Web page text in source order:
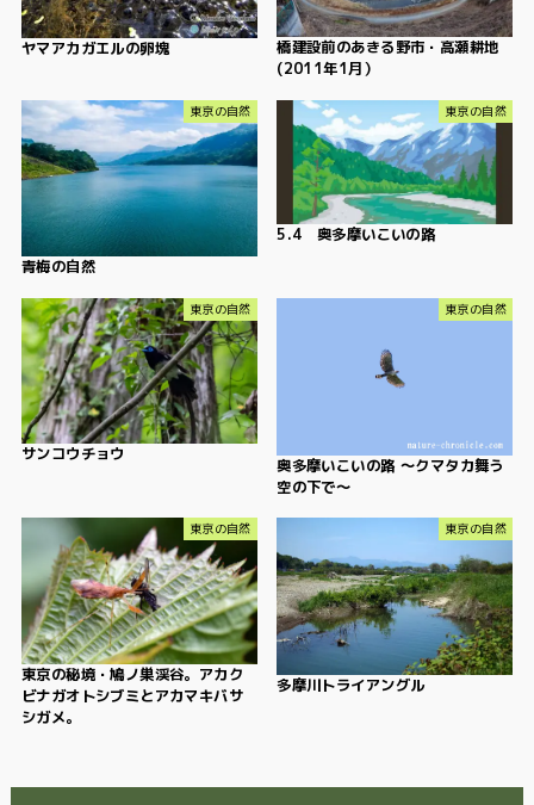
ヤマアカガエルの卵塊
橋建設前のあきる野市・高瀬耕地
(2011年1月）
東京の自然
青梅の自然
東京の自然
5.4 奥多摩いこいの路
東京の自然
サンコウチョウ
東京の自然
奥多摩いこいの路 〜クマタカ舞う
空の下で〜
東京の自然
東京の秘境・鳩ノ巣渓谷。アカク
ビナガオトシブミとアカマキバサ
シガメ。
東京の自然
多摩川トライアングル